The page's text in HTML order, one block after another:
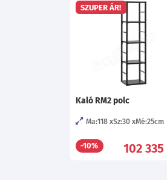
SZUPER ÁR!
Kaló RM2 polc
Ma:118 Sz:30 Mé:25cm
-10% 102 335